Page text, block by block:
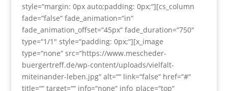
style=“margin: 0px auto;padding: 0px;“][cs_column
fade=“false“ fade_animation=“in“
fade_animation_offset=“45px“ fade_duration=“750″
type=“1/1″ style=“padding: 0px;“][x_image
type=“none“ src=“https://www.mescheder-
buergertreff.de/wp-content/uploads/vielfalt-
miteinander-leben.jpg“ alt=““ link=“false“ href=“#“
title=““ target=““ info=“none“ info_place=“top“